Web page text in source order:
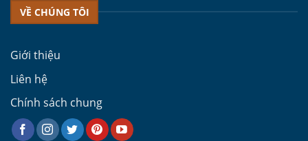
VỀ CHÚNG TÔI
Giới thiệu
Liên hệ
Chính sách chung